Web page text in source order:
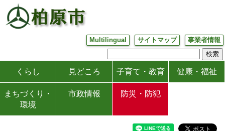
Multilingual サイトマップ 事業者情報
くらし 見どころ 子育て・教育 健康・福祉
まちづくり・
環境
市政情報 防災・防犯